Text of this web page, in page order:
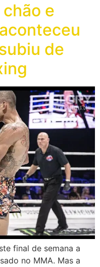
e
de
final de semana a
no MMA. Mas a